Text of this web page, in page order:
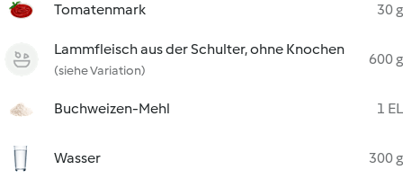
Tomatenmark 30 g
Lammfleisch aus der Schulter, ohne Knochen
(siehe Variation)
600 g
Buchweizen-Mehl 1 EL
Wasser 300 g